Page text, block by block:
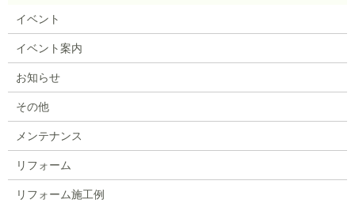
イベント
イベント案内
お知らせ
その他
メンテナンス
リフォーム
リフォーム施工例